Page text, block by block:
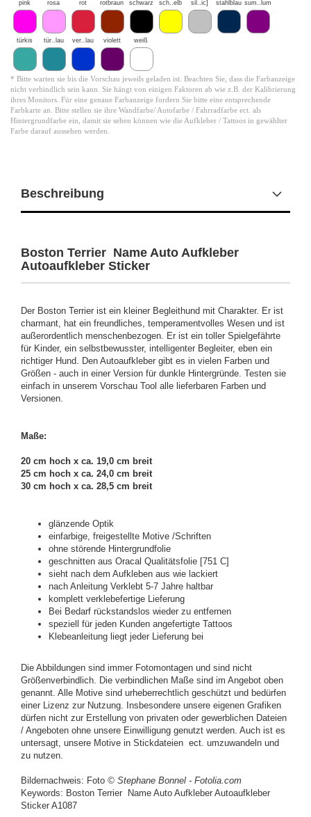
pink rosa rot rotbraun schwarz sch..elb sil..ic] stahlblau sum..lum
türkis tür..lau ver..lau violett weiß
* Bitte warten sie bis die Vorschau jeweils geladen ist. Beachten Sie, dass die Farbanzeige
nicht verbindlich sein kann. Sie hängt von einigen Faktoren ab wie z.B. der Kalibrierung
ihres Monitors. Für eine genaue Farbanzeige fordern Sie bitte eine entsprechende
Farbkarte an. Bitte stellen sie ihre Wandfarbe/ Autofarbe / Fahrradfarbe ect. als
Hintergrundfarbe ein, damit sie sehen können wie die Aufkleber / Tattoos in gewählter
Farbe darauf aussehen werden.
Beschreibung
Boston Terrier Name Auto Aufkleber
Autoaufkleber Sticker
Der Boston Terrier ist ein kleiner Begleithund mit Charakter. Er ist
charmant, hat ein freundliches, temperamentvolles Wesen und ist
außerordentlich menschenbezogen. Er ist ein toller Spielgefährte
für Kinder, ein selbstbewusster, intelligenter Begleiter, eben ein
richtiger Hund. Den Autoaufkleber gibt es in vielen Farben und
Größen - auch in einer Version für dunkle Hintergründe. Testen sie
einfach in unserem Vorschau Tool alle lieferbaren Farben und
Versionen.
Maße:
20 cm hoch x ca. 19,0 cm breit
25 cm hoch x ca. 24,0 cm breit
30 cm hoch x ca. 28,5 cm breit
glänzende Optik
einfarbige, freigestellte Motive /Schriften
ohne störende Hintergrundfolie
geschnitten aus Oracal Qualitätsfolie [751 C]
sieht nach dem Aufkleben aus wie lackiert
nach Anleitung Verklebt 5-7 Jahre haltbar
komplett verklebefertige Lieferung
Bei Bedarf rückstandslos wieder zu entfernen
speziell für jeden Kunden angefertigte Tattoos
Klebeanleitung liegt jeder Lieferung bei
Die Abbildungen sind immer Fotomontagen und sind nicht
Größenverbindlich. Die verbindlichen Maße sind im Angebot oben
genannt. Alle Motive sind urheberrechtlich geschützt und bedürfen
einer Lizenz zur Nutzung. Insbesondere unsere eigenen Grafiken
dürfen nicht zur Erstellung von privaten oder gewerblichen Dateien
/ Angeboten ohne unsere Einwilligung genutzt werden. Auch ist es
untersagt, unsere Motive in Stickdateien ect. umzuwandeln und
zu nutzen.
Bildernachweis: Foto © Stephane Bonnel - Fotolia.com
Keywords: Boston Terrier Name Auto Aufkleber Autoaufkleber
Sticker A1087